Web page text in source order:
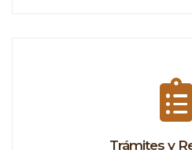
Trámites y